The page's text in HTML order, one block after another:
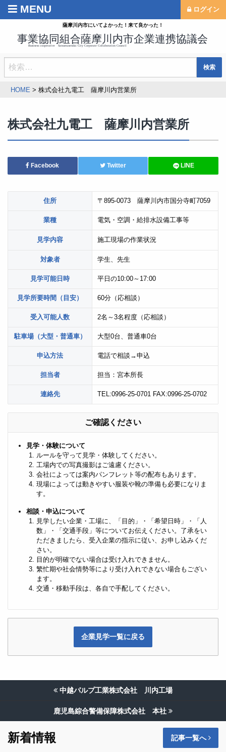
Back
会員名簿
定款
Back
企業PR動画
企業見学
企業のチカラ メイドイン薩摩川
内
MENU ログイン
薩摩川内市にいてよかった！来て良かった！
検
索:
HOME >株式会社九電工 薩摩川内営業所
株式会社九電工 薩摩川内営業所
Facebook Twitter LINE
住所 〒895-0073 薩摩川内市国分寺町7059
業種 電気・空調・給排水設備工事等
見学内容 施工現場の作業状況
対象者 学生、先生
見学可能日時 平日の10:00～17:00
見学所要時間（目安） 60分（応相談）
受入可能人数 2名～3名程度（応相談）
駐車場（大型・普通車） 大型0台、普通車0台
申込方法 電話で相談→申込
担当者 担当：宮本所長
連絡先 TEL:0996-25-0701 FAX:0996-25-0702
ご確認ください
見学・体験について
ルールを守って見学・体験してください。
工場内での写真撮影はご遠慮ください。
会社によっては案内パンフレット等の配布もあります。
現場によっては動きやすい服装や靴の準備も必要になりま
す。
相談・申込について
見学したい企業・工場に、「目的」・「希望日時」・「人
数」・「交通手段」等についてお伝えください。了承をい
ただきましたら、受入企業の指示に従い、お申し込みくだ
さい。
目的が明確でない場合は受け入れできません。
繁忙期や社会情勢等により受け入れできない場合もござい
ます。
交通・移動手段は、各自で手配してください。
企業見学一覧に戻る
中越パルプ工業株式会社 川内工場
鹿児島綜合警備保障株式会社 本社
新着情報 記事一覧へ